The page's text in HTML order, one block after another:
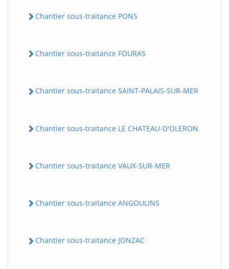
Chantier sous-traitance PONS
Chantier sous-traitance FOURAS
Chantier sous-traitance SAINT-PALAIS-SUR-MER
Chantier sous-traitance LE CHATEAU-D'OLERON
Chantier sous-traitance VAUX-SUR-MER
Chantier sous-traitance ANGOULINS
Chantier sous-traitance JONZAC